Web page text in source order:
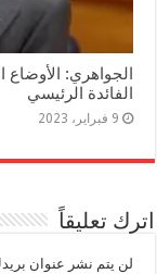
الجواهري: الأوضاع
الفائدة الرئيسي
9 فبراير، 2023
اترك تعليقاً
لن يتم نشر عنوان